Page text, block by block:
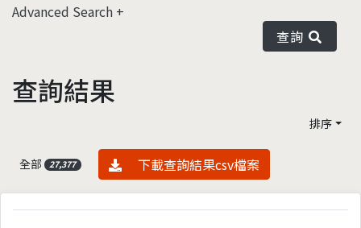
Advanced Search
查詢
查詢結果
排序
全部 27,377 資料下載
下載查詢結果csv檔案